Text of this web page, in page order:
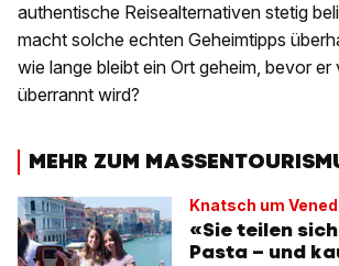
authentische Reisealternativen stetig
macht solche echten Geheimtipps
wie lange bleibt ein Ort geheim, bevor
überrannt wird?
MEHR ZUM
Knatsch um
«Sie teilen
Pasta – und